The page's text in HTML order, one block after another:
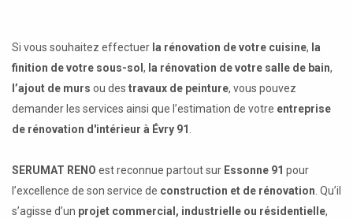
Si vous souhaitez effectuer la rénovation de votre cuisine, la
finition de votre sous-sol , la rénovation de votre salle de bain,
l’ajout de murs ou des travaux de peinture, vous pouvez
demander les services ainsi que l’estimation de votre entreprise
de rénovation d'intérieur à Évry 91
SERUMAT RENO est reconnue partout sur Essonne 91 pour
l’excellence de son service de construction et de rénovation . Qu’il
s’agisse d’un projet commercial, industrielle ou résidentielle,